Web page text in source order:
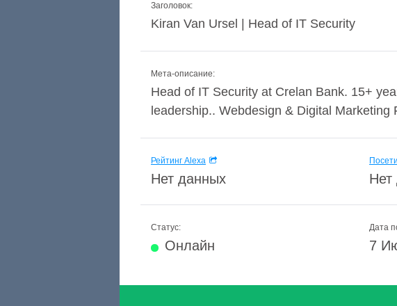
Заголовок:
Kiran Van Ursel | Head of IT Security
Мета-описание:
Head of IT Security at Crelan Bank. 15+
leadership.. Webdesign & Digital
Рейтинг Alexa
Нет данных Нет
Статус:
Онлайн
Дата
7